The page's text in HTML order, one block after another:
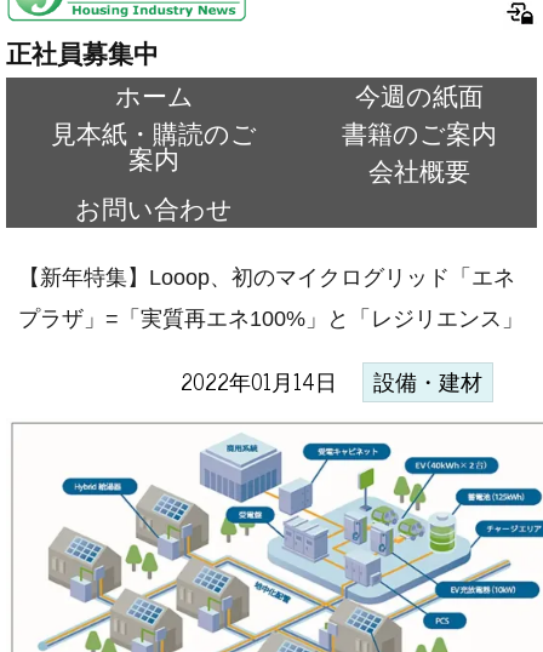
正社員募集中
ホーム
今週の紙面
見本紙・購読のご
案内
書籍のご案内
会社概要
お問い合わせ
【新年特集】Looop、初のマイクログリッド「エネ
プラザ」=「実質再エネ100%」と「レジリエンス」
2022年01月14日 設備・建材